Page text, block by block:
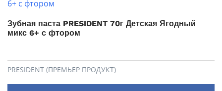
Зубная паста PRESIDENT 70г Детская Ягодный
микс 6+ с фтором
PRESIDENT (ПРЕМЬЕР ПРОДУКТ)